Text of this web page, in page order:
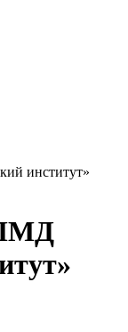
институт»